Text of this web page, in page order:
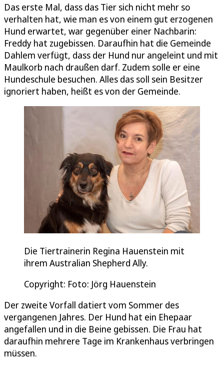
Das erste Mal, dass das Tier sich nicht mehr so
verhalten hat, wie man es von einem gut erzogenen
Hund erwartet, war gegenüber einer Nachbarin:
Freddy hat zugebissen. Daraufhin hat die Gemeinde
Dahlem verfügt, dass der Hund nur angeleint und mit
Maulkorb nach draußen darf. Zudem solle er eine
Hundeschule besuchen. Alles das soll sein Besitzer
ignoriert haben, heißt es von der Gemeinde.
Die Tiertrainerin Regina Hauenstein mit
ihrem Australian Shepherd Ally.
Copyright: Foto: Jörg Hauenstein
Der zweite Vorfall datiert vom Sommer des
vergangenen Jahres. Der Hund hat ein Ehepaar
angefallen und in die Beine gebissen. Die Frau hat
daraufhin mehrere Tage im Krankenhaus verbringen
müssen.